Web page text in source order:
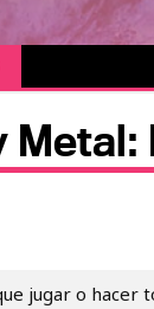
jugar o hacer